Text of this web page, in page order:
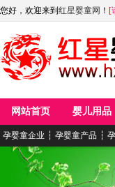
您好，欢迎来到 红星婴童网 ！ [
网站首页 婴儿用品
孕婴童企业 ┆ 孕婴童产品 ┆